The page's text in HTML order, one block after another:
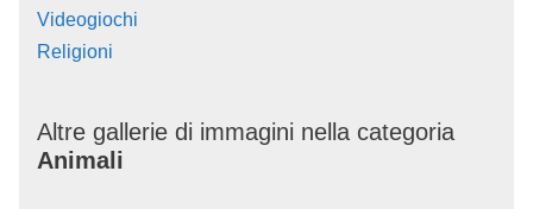
Videogiochi
Religioni
Altre gallerie di immagini nella categoria
Animali